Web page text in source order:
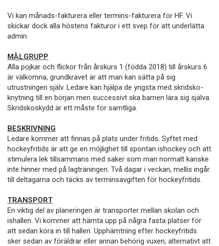
Vi kan månads-fakturera eller termins-fakturera för HF. Vi
skickar dock alla höstens fakturor i ett svep för att underlätta
admin.
MÅLGRUPP
Alla pojkar och flickor från årskurs 1 (födda 2018) till årskurs 6
är välkomna, grundkravet är att man kan sätta på sig
utrustningen själv. Ledare kan hjälpa de yngsta med skridsko-
knytning till en början men successivt ska barnen lära sig själva.
Skridskoskydd är ett måste för samtliga.
BESKRIVNING
Ledare kommer att finnas på plats under fritids. Syftet med
hockeyfritids är att ge en möjlighet till spontan ishockey och att
stimulera lek tillsammans med saker som man normalt kanske
inte hinner med på lagträningen. Två dagar i veckan, mellis ingår
till deltagarna och täcks av terminsavgiften för hockeyfritids.
TRANSPORT
En viktig del av planeringen är transporter mellan skolan och
ishallen. Vi kommer att hämta upp på några fasta platser för
att sedan köra in till hallen. Upphämtning efter hockeyfritids
sker sedan av föräldrar eller annan behörig vuxen, alternativt att